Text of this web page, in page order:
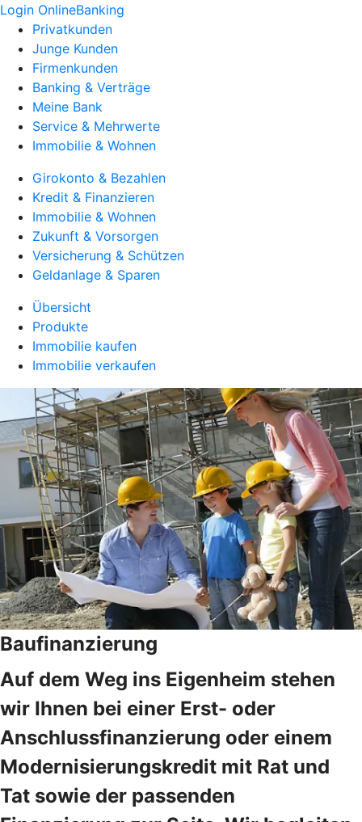
Login OnlineBanking
Privatkunden
Junge Kunden
Firmenkunden
Banking & Verträge
Meine Bank
Service & Mehrwerte
Immobilie & Wohnen
Girokonto & Bezahlen
Kredit & Finanzieren
Immobilie & Wohnen
Zukunft & Vorsorgen
Versicherung & Schützen
Geldanlage & Sparen
Übersicht
Produkte
Immobilie kaufen
Immobilie verkaufen
Baufinanzierung
Auf dem Weg ins Eigenheim stehen
wir Ihnen bei einer Erst- oder
Anschlussfinanzierung oder einem
Modernisierungskredit mit Rat und
Tat sowie der passenden